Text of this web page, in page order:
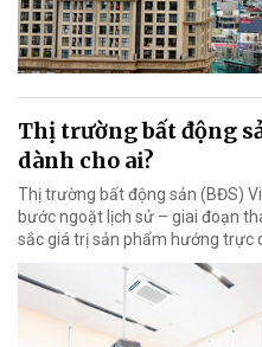
Thị trường bất động
dành cho ai?
Thị trường bất động sản (BĐS)
bước ngoặt lịch sử – giai đoạn
sắc giá trị sản phẩm hướng trực